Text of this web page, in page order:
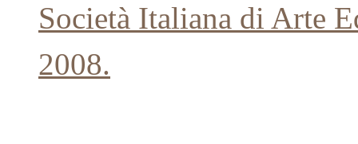
Società Italiana di Arte
2008.